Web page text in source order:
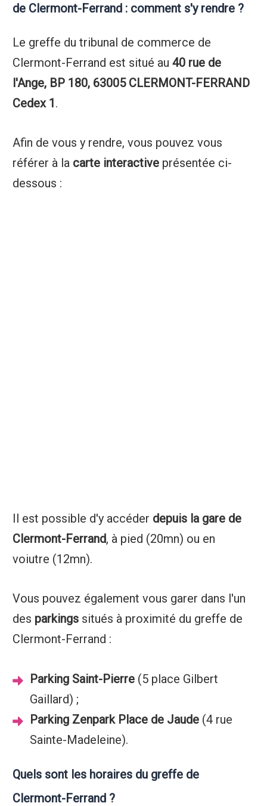
de Clermont-Ferrand : comment s'y rendre ?
Le greffe du tribunal de commerce de
Clermont-Ferrand est situé au 40 rue de
l'Ange, BP 180, 63005 CLERMONT-FERRAND
Cedex 1.
Afin de vous y rendre, vous pouvez vous
référer à la carte interactive présentée ci-
dessous :
Il est possible d'y accéder depuis la gare de
Clermont-Ferrand, à pied (20mn) ou en
voiutre (12mn).
Vous pouvez également vous garer dans l'un
des parkings situés à proximité du greffe de
Clermont-Ferrand :
Parking Saint-Pierre (5 place Gilbert
Gaillard) ;
Parking Zenpark Place de Jaude (4 rue
Sainte-Madeleine).
Quels sont les horaires du greffe de
Clermont-Ferrand ?